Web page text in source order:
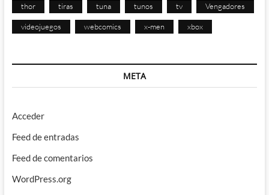
thor tiras tuna tunos tv Vengadores
videojuegos webcomics x-men xbox
META
Acceder
Feed de entradas
Feed de comentarios
WordPress.org